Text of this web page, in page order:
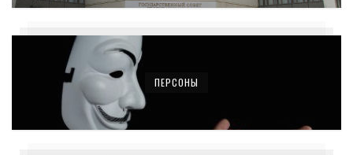
ПЕРСОНЫ